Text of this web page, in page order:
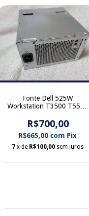
Fonte Dell 525W
Workstation T3500 T5500
R$700,00
R$665,00 com Pix
7 x de R$100,00 sem juros